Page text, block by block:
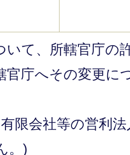
いて、所轄官庁の
官庁へその変更に
限会社等の営利
。)